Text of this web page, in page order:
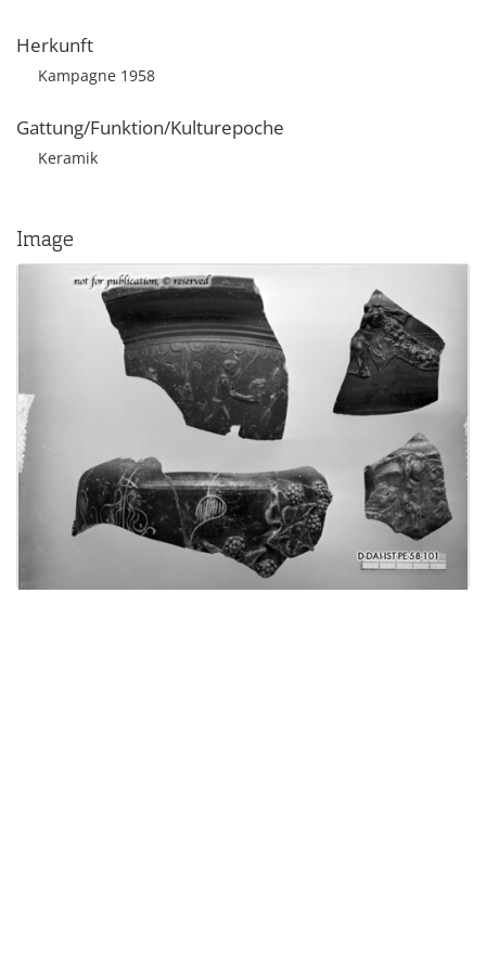
Herkunft
Kampagne 1958
Gattung/Funktion/Kulturepoche
Keramik
Image